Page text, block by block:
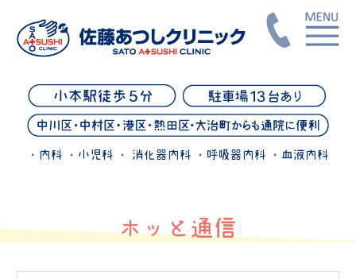
・内科 ・小児科 ・ 消化器内科 ・呼吸器内科 ・血液内科
ホッと通信